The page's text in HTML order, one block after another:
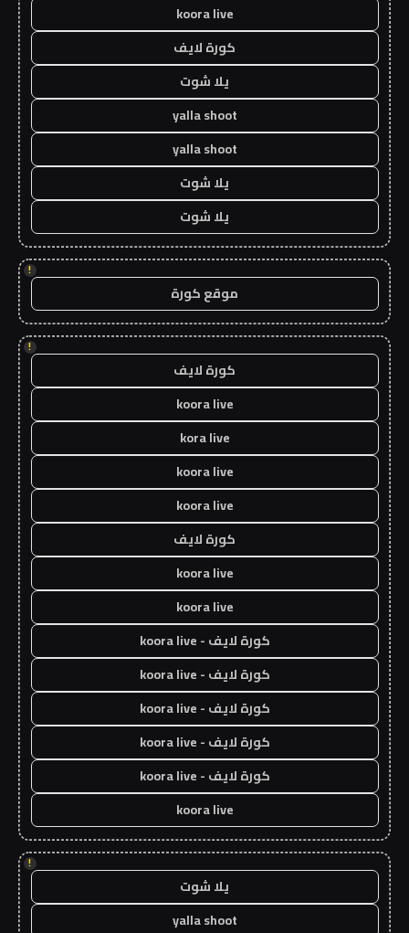
koora live
كورة لايف
يلا شوت
yalla shoot
yalla shoot
يلا شوت
يلا شوت
!
موقع كورة
!
كورة لايف
koora live
kora live
koora live
koora live
كورة لايف
koora live
koora live
كورة لايف - koora live
كورة لايف - koora live
كورة لايف - koora live
كورة لايف - koora live
كورة لايف - koora live
koora live
!
يلا شوت
yalla shoot